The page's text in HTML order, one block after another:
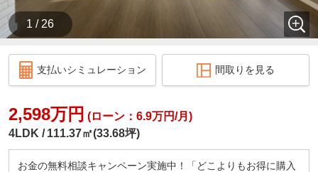
1 / 26
支払いシミュレーション 間取りを見る
2,598万円 (ローン：6.9万円/月)
4LDK
111.37㎡(33.68坪)
お金の無料相談キャンペーン実施中！「どこよりもお得に購入